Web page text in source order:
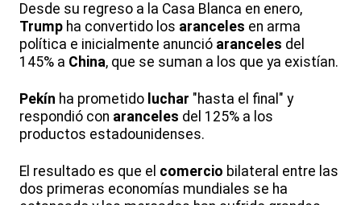
Desde su regreso a la Casa Blanca en enero,
Trump ha convertido los aranceles en arma
política e inicialmente anunció aranceles del
145% a China, que se suman a los que ya existían.
Pekín ha prometido luchar "hasta el final" y
respondió con aranceles del 125% a los
productos estadounidenses.
El resultado es que el comercio bilateral entre las
dos primeras economías mundiales se ha